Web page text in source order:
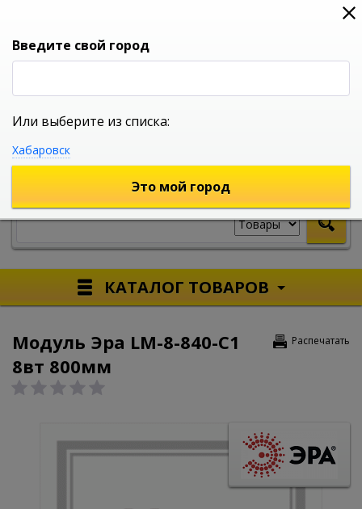
0
УНИВЕРСАЛЬНЫЙ ИНТЕРНЕТ МАГАЗИН
КАТАЛОГ ТОВАРОВ
Распечатать
Модуль Эра LM-8-840-C1
8вт 800мм
Введите свой город
Или выберите из списка:
Хабаровск
Это мой город